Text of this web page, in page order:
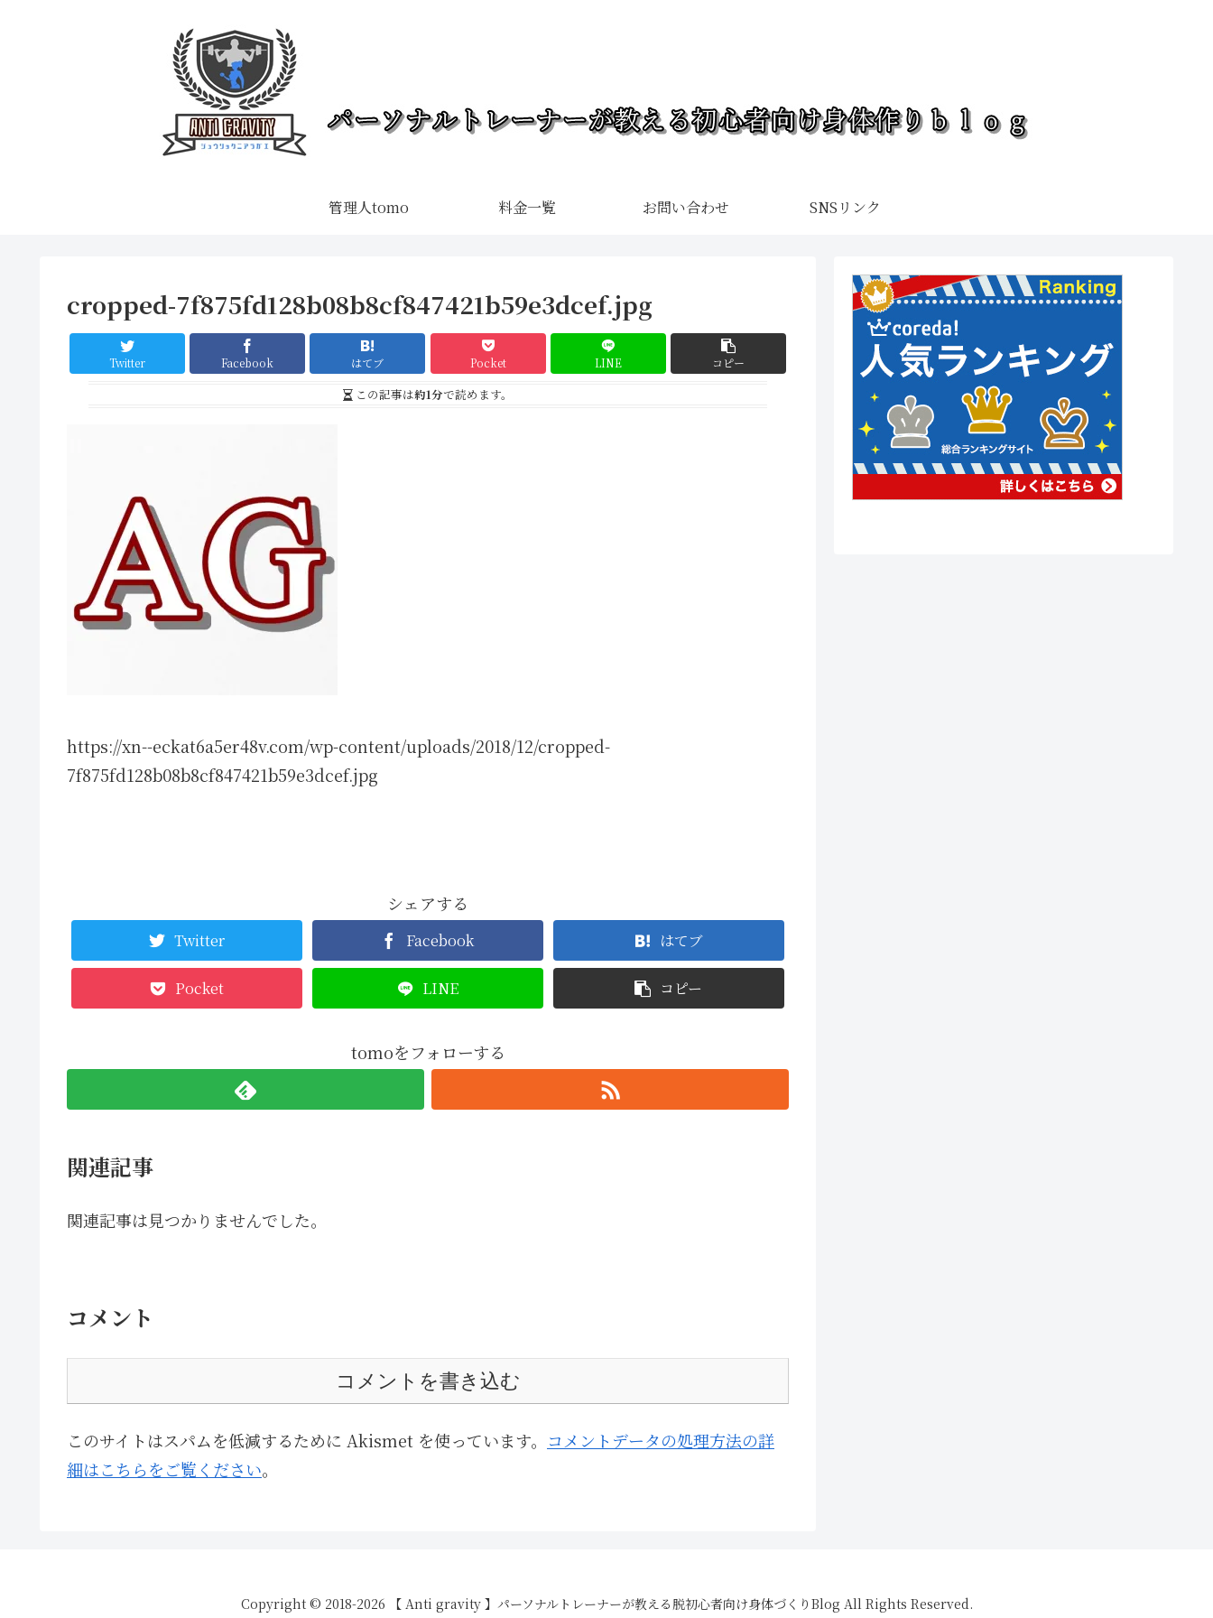
管理人tomo 料金一覧 お問い合わせ SNSリンク
cropped-7f875fd128b08b8cf847421b59e3dcef.jpg
Twitter Facebook はてブ Pocket LINE コピー
この記事は約1分で読めます。
https://xn--eckat6a5er48v.com/wp-content/uploads/2018/12/cropped-
7f875fd128b08b8cf847421b59e3dcef.jpg
シェアする
Twitter Facebook はてブ
Pocket LINE コピー
tomoをフォローする
関連記事
関連記事は見つかりませんでした。
コメント
コメントを書き込む
このサイトはスパムを低減するために Akismet を使っています。 コメントデータの処理方法の詳
細はこちらをご覧ください。
Copyright © 2018-2026 【 Anti gravity 】パーソナルトレーナーが教える脱初心者向け身体づくりBlog All Rights Reserved.